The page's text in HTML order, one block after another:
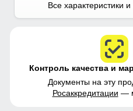
Все характеристики
Контроль качества и
Документы на эту
Росаккредитации —